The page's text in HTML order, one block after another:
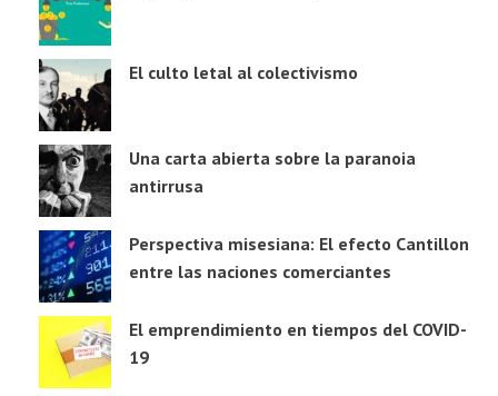
El culto letal al colectivismo
Una carta abierta sobre la paranoia
antirrusa
Perspectiva misesiana: El efecto Cantillon
entre las naciones comerciantes
El emprendimiento en tiempos del COVID-
19